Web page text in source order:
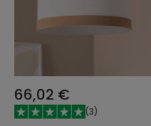
66,02 €
(3)